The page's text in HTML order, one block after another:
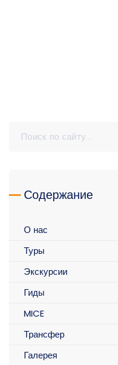
Содержание
О нас
Туры
Экскурсии
Гиды
MICE
Трансфер
Галерея